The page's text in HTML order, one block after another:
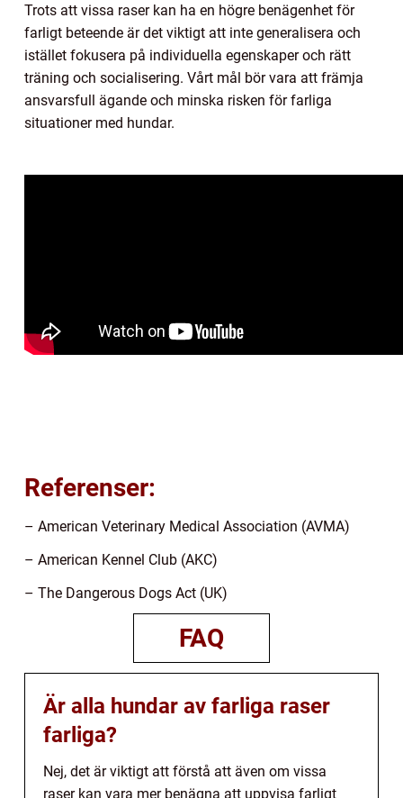
Trots att vissa raser kan ha en högre benägenhet för
farligt beteende är det viktigt att inte generalisera och
istället fokusera på individuella egenskaper och rätt
träning och socialisering. Vårt mål bör vara att främja
ansvarsfull ägande och minska risken för farliga
situationer med hundar.
Referenser:
– American Veterinary Medical Association (AVMA)
– American Kennel Club (AKC)
– The Dangerous Dogs Act (UK)
FAQ
Är alla hundar av farliga raser
farliga?
Nej, det är viktigt att förstå att även om vissa
raser kan vara mer benägna att uppvisa farligt